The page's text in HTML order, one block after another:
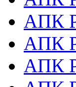
АПК
АПК
АПК